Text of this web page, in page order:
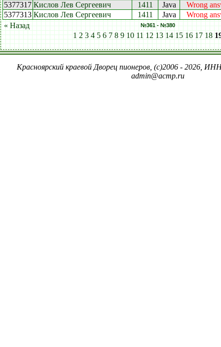
5377317 Кислов Лев Сергеевич 1411 Java
Wrong
5377313 Кислов Лев Сергеевич 1411 Java
Wrong
« Назад
№361 - №380
1 2 3 4 5 6 7 8 9 10 11 12 13 14 15 16 17 18
Красноярский краевой Дворец пионеров, (c)2006 - 2026,
admin@acmp.ru